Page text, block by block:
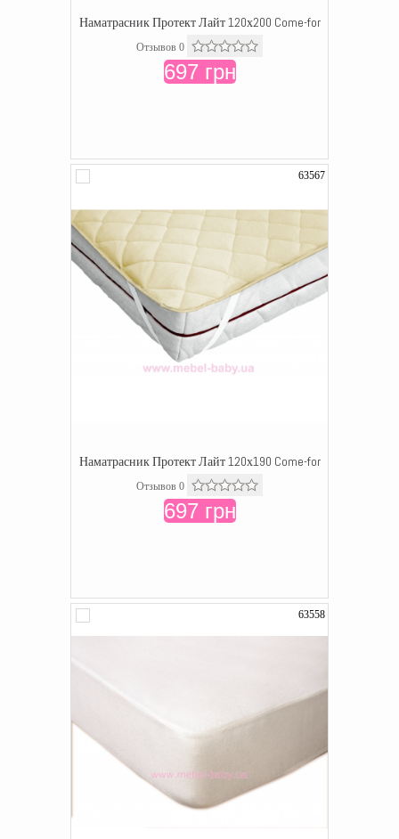
Наматрасник Протект Лайт 120х200 Come-for
Отзывов 0
697 грн
63567
Наматрасник Протект Лайт 120х190 Come-for
Отзывов 0
697 грн
63558